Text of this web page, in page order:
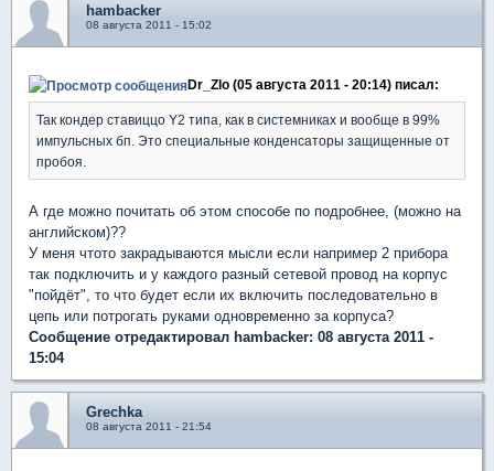
hambacker
08 августа 2011 - 15:02
Dr_Zlo (05 августа 2011 - 20:14) писал:
Так кондер ставиццо Y2 типа, как в системниках и вообще в 99%
импульсных бп. Это специальные конденсаторы защищенные от
пробоя.
А где можно почитать об этом способе по подробнее, (можно на
английском)??
У меня чтото закрадываются мысли если например 2 прибора
так подключить и у каждого разный сетевой провод на корпус
"пойдёт", то что будет если их включить последовательно в
цепь или потрогать руками одновременно за корпуса?
Сообщение отредактировал hambacker: 08 августа 2011 -
15:04
Grechka
08 августа 2011 - 21:54